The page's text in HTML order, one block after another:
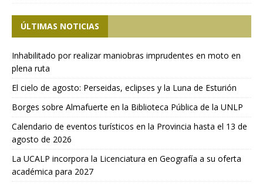
ÚLTIMAS NOTICIAS
Inhabilitado por realizar maniobras imprudentes en moto en
plena ruta
El cielo de agosto: Perseidas, eclipses y la Luna de Esturión
Borges sobre Almafuerte en la Biblioteca Pública de la UNLP
Calendario de eventos turísticos en la Provincia hasta el 13 de
agosto de 2026
La UCALP incorpora la Licenciatura en Geografía a su oferta
académica para 2027